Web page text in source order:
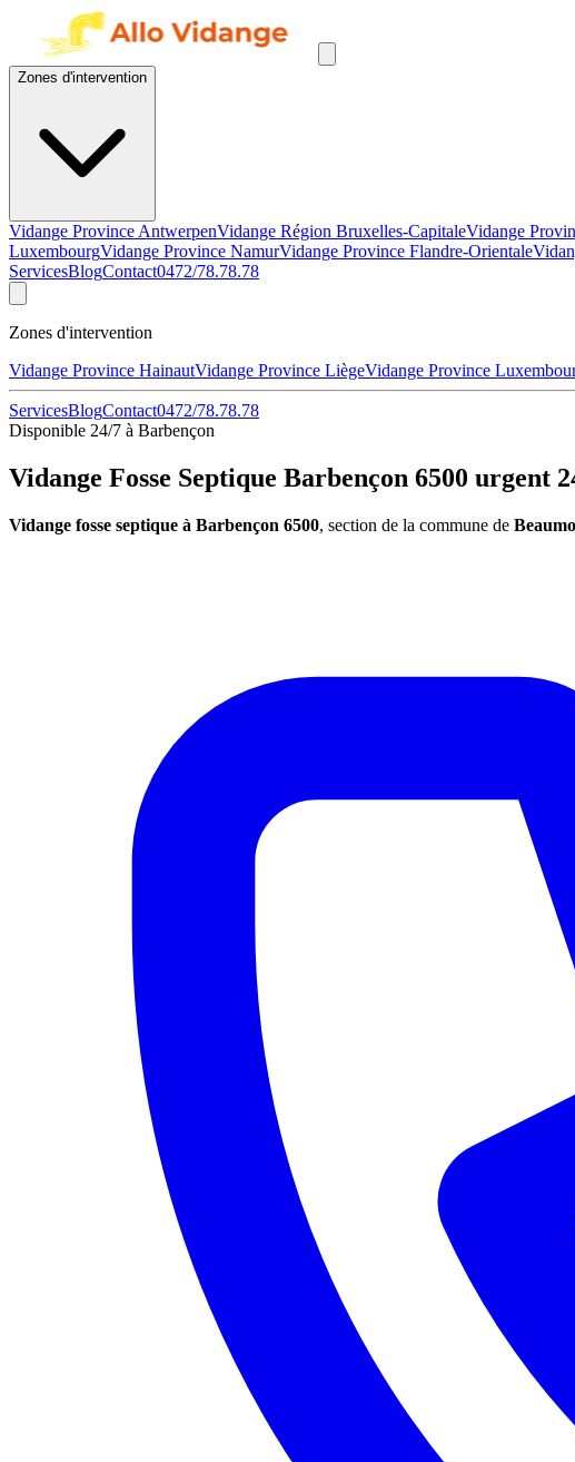
Zones d'intervention
Vidange Province AntwerpenVidange Région Bruxelles-CapitaleVidange
LuxembourgVidange Province NamurVidange Province Flandre-Orientale
ServicesBlogContact0472/78.78.78
Zones d'intervention
Vidange Province HainautVidange Province LiègeVidange Province
ServicesBlogContact0472/78.78.78
Disponible 24/7 à Barbençon
Vidange Fosse Septique Barbençon 6500 urgent
Vidange fosse septique à Barbençon 6500, section de la commune de